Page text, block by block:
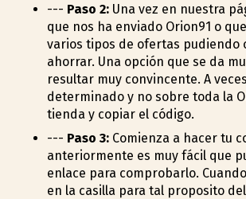
--- Paso 2:Una vez en nuestra
que nos ha enviado Orion91 o
varios tipos de ofertas pudiendo
ahorrar. Una opción que se da
resultar muy convincente. A
determinado y no sobre toda la
tienda y copiar el código.
--- Paso 3:Comienza a hacer tu
anteriormente es muy fácil que
enlace para comprobarlo.
en la casilla para tal proposito